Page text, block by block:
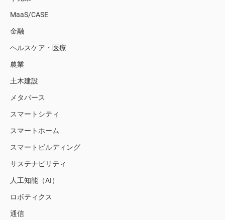
MaaS/CASE
金融
ヘルスケア・医療
農業
土木建設
メタバース
スマートシティ
スマートホーム
スマートビルディング
サステナビリティ
人工知能（AI）
ロボティクス
通信